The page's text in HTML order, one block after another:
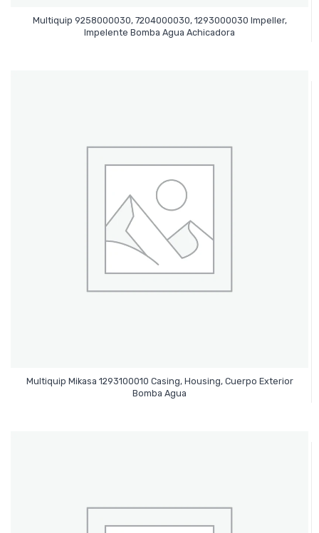
Multiquip 9258000030, 7204000030, 1293000030 Impeller,
Impelente Bomba Agua Achicadora
Leer Más
Multiquip Mikasa 1293100010 Casing, Housing, Cuerpo Exterior
Bomba Agua
Leer Más